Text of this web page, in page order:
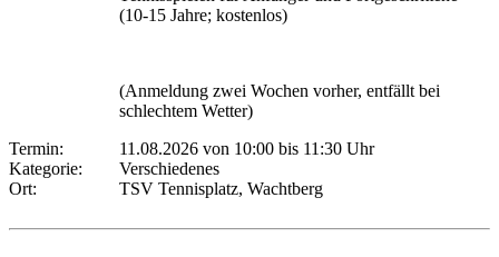
(10-15 Jahre; kostenlos)
(Anmeldung zwei Wochen vorher, entfällt bei
schlechtem Wetter)
Termin:
11.08.2026 von 10:00 bis 11:30 Uhr
Kategorie:
Verschiedenes
Ort:
TSV Tennisplatz, Wachtberg